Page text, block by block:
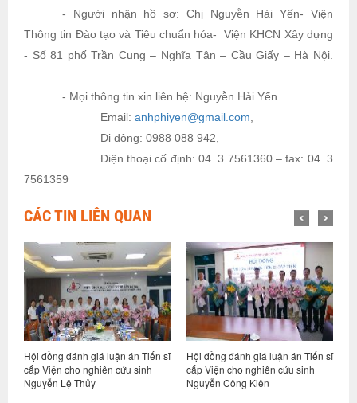
- Người nhận hồ sơ: Chị Nguyễn Hải Yến- Viện
Thông tin Đào tạo và Tiêu chuẩn hóa- Viện KHCN Xây dựng
- Số 81 phố Trần Cung – Nghĩa Tân – Cầu Giấy – Hà Nội.
- Mọi thông tin xin liên hệ: Nguyễn Hải Yến
Email: anhphiyen@gmail.com
Di động: 0988 088 942,
Điện thoại cố định: 04. 3 7561360 – fax: 04. 3
7561359
CÁC TIN LIÊN QUAN
Hội đồng đánh giá luận án Tiến sĩ
cấp Viện cho nghiên cứu sinh
Nguyễn Lệ Thủy
Hội đồng đánh giá luận án Tiến sĩ
cấp Viện cho nghiên cứu sinh
Nguyễn Công Kiên